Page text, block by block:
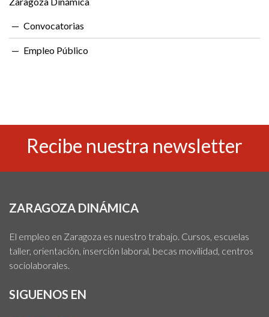
Convocatorias
Empleo Público
Recibe nuestra newsletter
ZARAGOZA DINÁMICA
El empleo en Zaragoza es nuestro trabajo. Cursos, escuelas
taller, orientación, inserción laboral, becas movilidad, centros
sociolaborales.
SIGUENOS EN